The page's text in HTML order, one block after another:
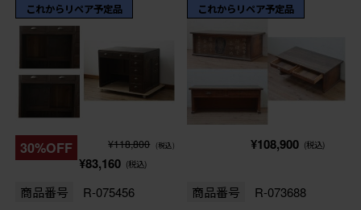
これからリペア予定品
30%OFF ¥118,800 (税込)
¥83,160 (税込)
商品番号 R-075456
これからリペア予定品
¥108,900 (税込)
商品番号 R-073688